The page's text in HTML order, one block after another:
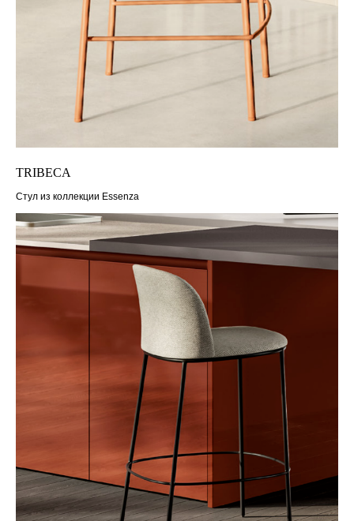
TRIBECA
Стул из коллекции Essenza